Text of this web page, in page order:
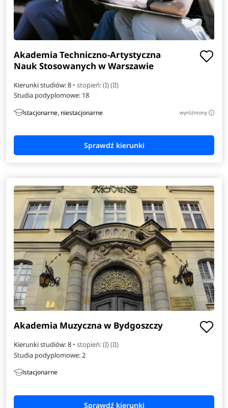
Akademia Techniczno-Artystyczna
Nauk Stosowanych w Warszawie
Kierunki studiów: 8 • stopień: (I) (II)
Studia podyplomowe: 18
stacjonarne, niestacjonarne wyróżniony i
Akademia Muzyczna w Bydgoszczy
Kierunki studiów: 8 • stopień: (I) (II)
Studia podyplomowe:2
stacjonarne